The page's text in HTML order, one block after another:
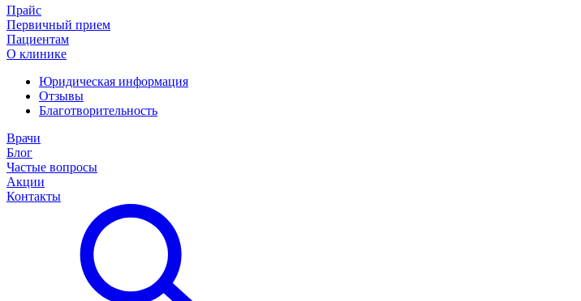
Прайс
Первичный прием
Пациентам
О клинике
Юридическая информация
Отзывы
Благотворительность
Врачи
Блог
Частые вопросы
Акции
Контакты